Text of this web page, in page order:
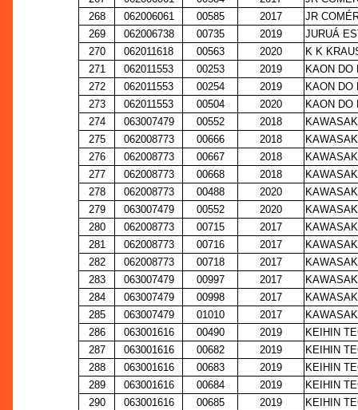
268
062006061 00585 2017
JR
269
062006738 00735 2019
JURUÁ
270
062011618 00563 2020
K K
271
062011553 00253 2019
KAON DO
272
062011553 00254 2019
KAON DO
273
062011553 00504 2020
KAON DO
274
063007479 00552 2018
275
062008773 00666 2018
276
062008773 00667 2018
277
062008773 00668 2018
278
062008773 00488 2020
279
063007479 00552 2020
280
062008773 00715 2017
281
062008773 00716 2017
282
062008773 00718 2017
283
063007479 00997 2017
284
063007479 00998 2017
285
063007479 01010 2017
286
063001616 00490 2019
KEIHIN
287
063001616 00682 2019
KEIHIN
288
063001616 00683 2019
KEIHIN
289
063001616 00684 2019
KEIHIN
290
063001616 00685 2019
KEIHIN